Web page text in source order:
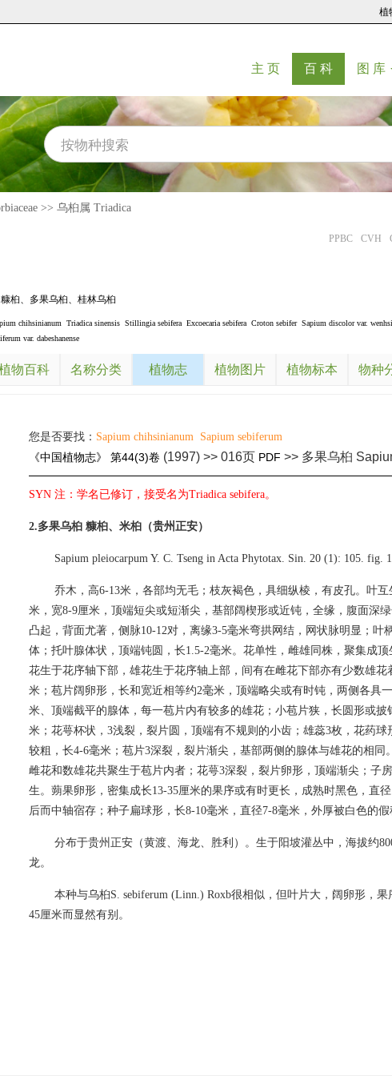
植
主 页(current)
百 科(current)
图 库
>> 乌桕属 Triadica
PPBC CVH
糠桕、 多果乌桕、 桂林乌桕
chihsinianum Triadica sinensis Stillingia sebifera Excoecaria sebifera Croton sebifer Sapium discolor var.
var. dabeshanense
物百科 名称分类 植物志 植物图片 植物标本 物种
您是否要找： Sapium chihsinianum Sapium sebiferum
《中国植物志》 第44(3)卷 (1997) >> 016页 PDF >> 多果乌桕
SYN 注：学名已修订，接受名为Triadica sebifera。
2.多果乌桕 糠桕、米桕（贵州正安）
Sapium pleiocarpum Y. C. Tseng in Acta Phytotax. Sin. 20 (1): 105. fig.
乔木，高6-13米，各部均无毛；枝灰褐色，具细纵棱，有皮孔。叶
米，宽8-9厘米，顶端短尖或短渐尖，基部阔楔形或近钝，全缘，腹面深
凸起，背面尤著，侧脉10-12对，离缘3-5毫米弯拱网结，网状脉明显；叶
体；托叶腺体状，顶端钝圆，长1.5-2毫米。花单性，雌雄同株，聚集成
花生于花序轴下部，雄花生于花序轴上部，间有在雌花下部亦有少数雄
米；苞片阔卵形，长和宽近相等约2毫米，顶端略尖或有时钝，两侧各具
米、顶端截平的腺体，每一苞片内有较多的雄花；小苞片狭，长圆形或披
米；花萼杯状，3浅裂，裂片圆，顶端有不规则的小齿；雄蕊3枚，花药
较粗，长4-6毫米；苞片3深裂，裂片渐尖，基部两侧的腺体与雄花的相同
雌花和数雄花共聚生于苞片内者；花萼3深裂，裂片卵形，顶端渐尖；子
生。蒴果卵形，密集成长13-35厘米的果序或有时更长，成熟时黑色，直
后而中轴宿存；种子扁球形，长8-10毫米，直径7-8毫米，外厚被白色的假
分布于贵州正安（黄渡、海龙、胜利）。生于阳坡灌丛中，海拔约
龙。
本种与乌桕S. sebiferum (Linn.) Roxb很相似，但叶片大，阔卵形，
45厘米而显然有别。